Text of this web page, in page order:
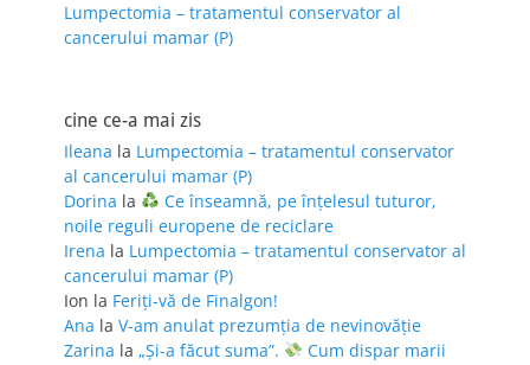
Lumpectomia – tratamentul conservator al
cancerului mamar (P)
cine ce-a mai zis
Ileana la Lumpectomia – tratamentul conservator
al cancerului mamar (P)
Dorina la
Ce înseamnă, pe înțelesul tuturor,
noile reguli europene de reciclare
Irena la Lumpectomia – tratamentul conservator al
cancerului mamar (P)
Ion la Feriţi-vă de Finalgon!
Ana la V-am anulat prezumția de nevinovăție
Zarina la „Și-a făcut suma”.
Cum dispar marii